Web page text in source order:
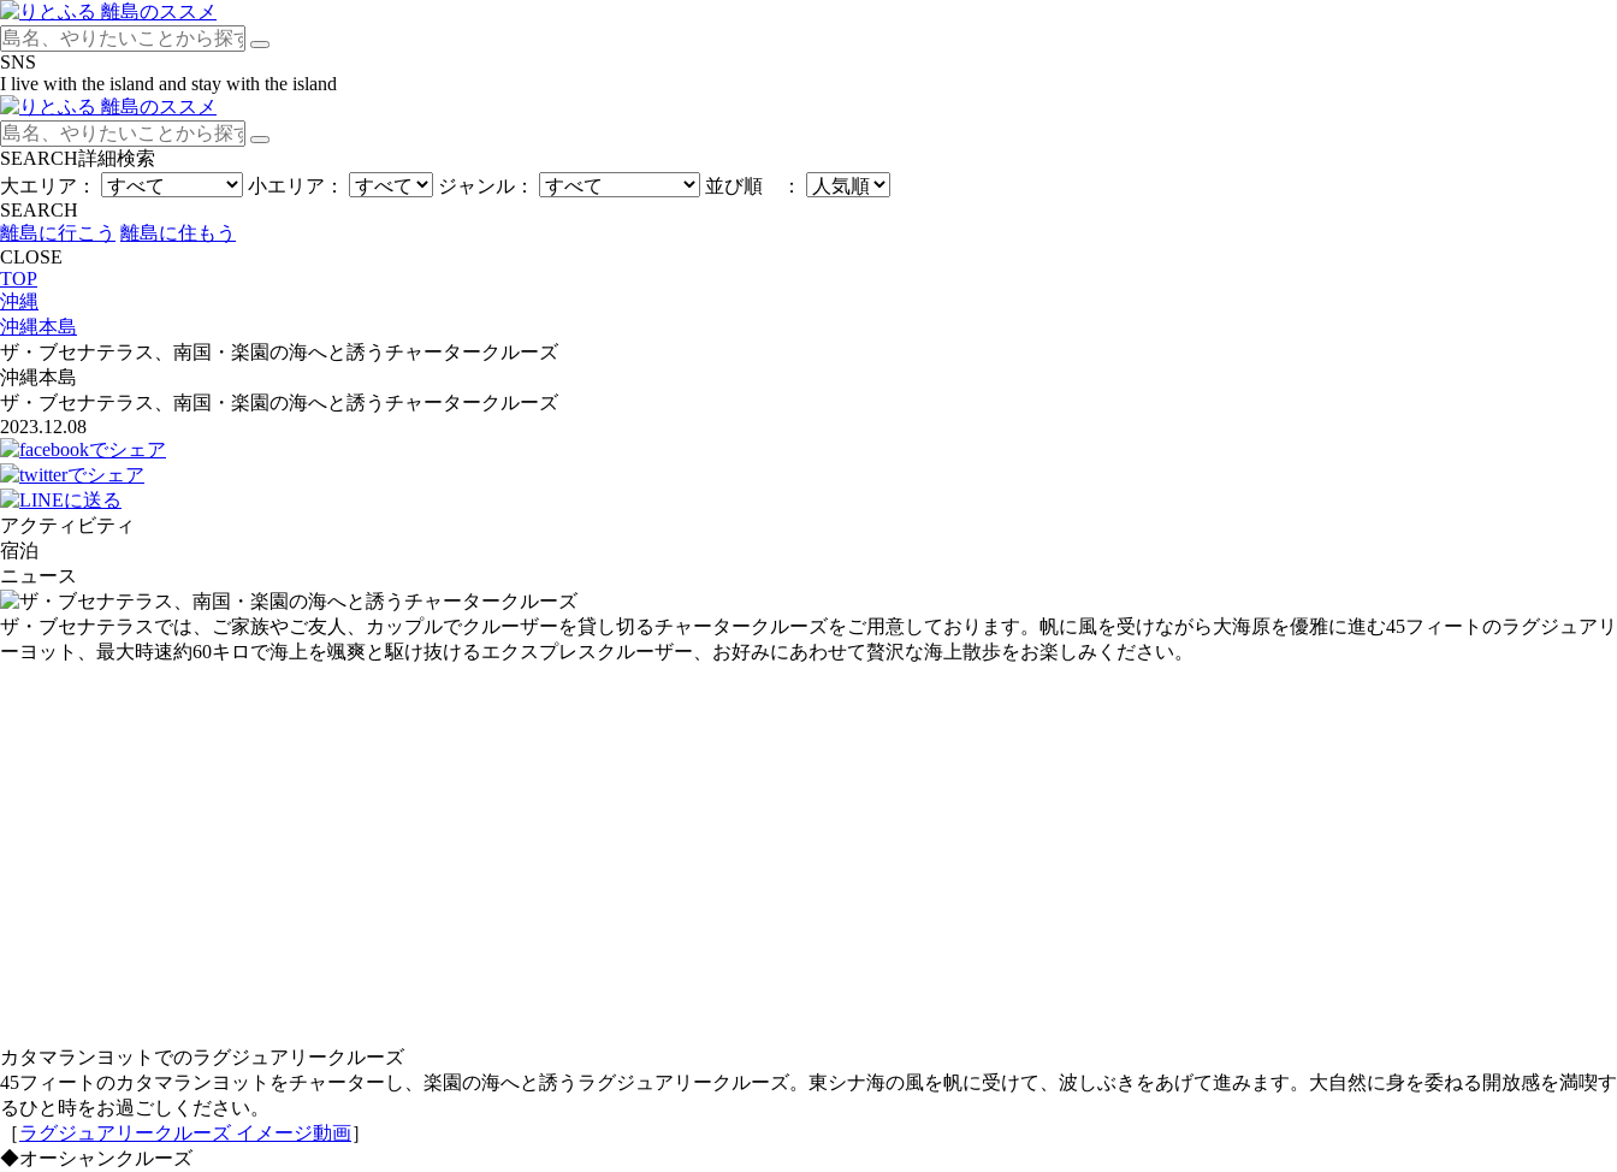
SNS
I live with the island and stay with the island
SEARCH詳細検索
大エリア：
小エリア： ジャンル：
並び順 ：
SEARCH
離島に行こう 離島に住もう
CLOSE
TOP
沖縄
沖縄本島
ザ・ブセナテラス、南国・楽園の海へと誘うチャータークルーズ
沖縄本島
ザ・ブセナテラス、南国・楽園の海へと誘うチャータークルーズ
2023.12.08
アクティビティ
宿泊
ニュース
ザ・ブセナテラスでは、ご家族やご友人、カップルでクルーザーを貸し切るチャータークルーズをご用意しております。帆に風を受けながら大海原を優雅に進む45フィートのラグジュアリ
ーヨット、最大時速約60キロで海上を颯爽と駆け抜けるエクスプレスクルーザー、お好みにあわせて贅沢な海上散歩をお楽しみください。
カタマランヨットでのラグジュアリークルーズ
45フィートのカタマランヨットをチャーターし、楽園の海へと誘うラグジュアリークルーズ。東シナ海の風を帆に受けて、波しぶきをあげて進みます。大自然に身を委ねる開放感を満喫す
るひと時をお過ごしください。
［ラグジュアリークルーズ イメージ動画］
◆オーシャンクルーズ